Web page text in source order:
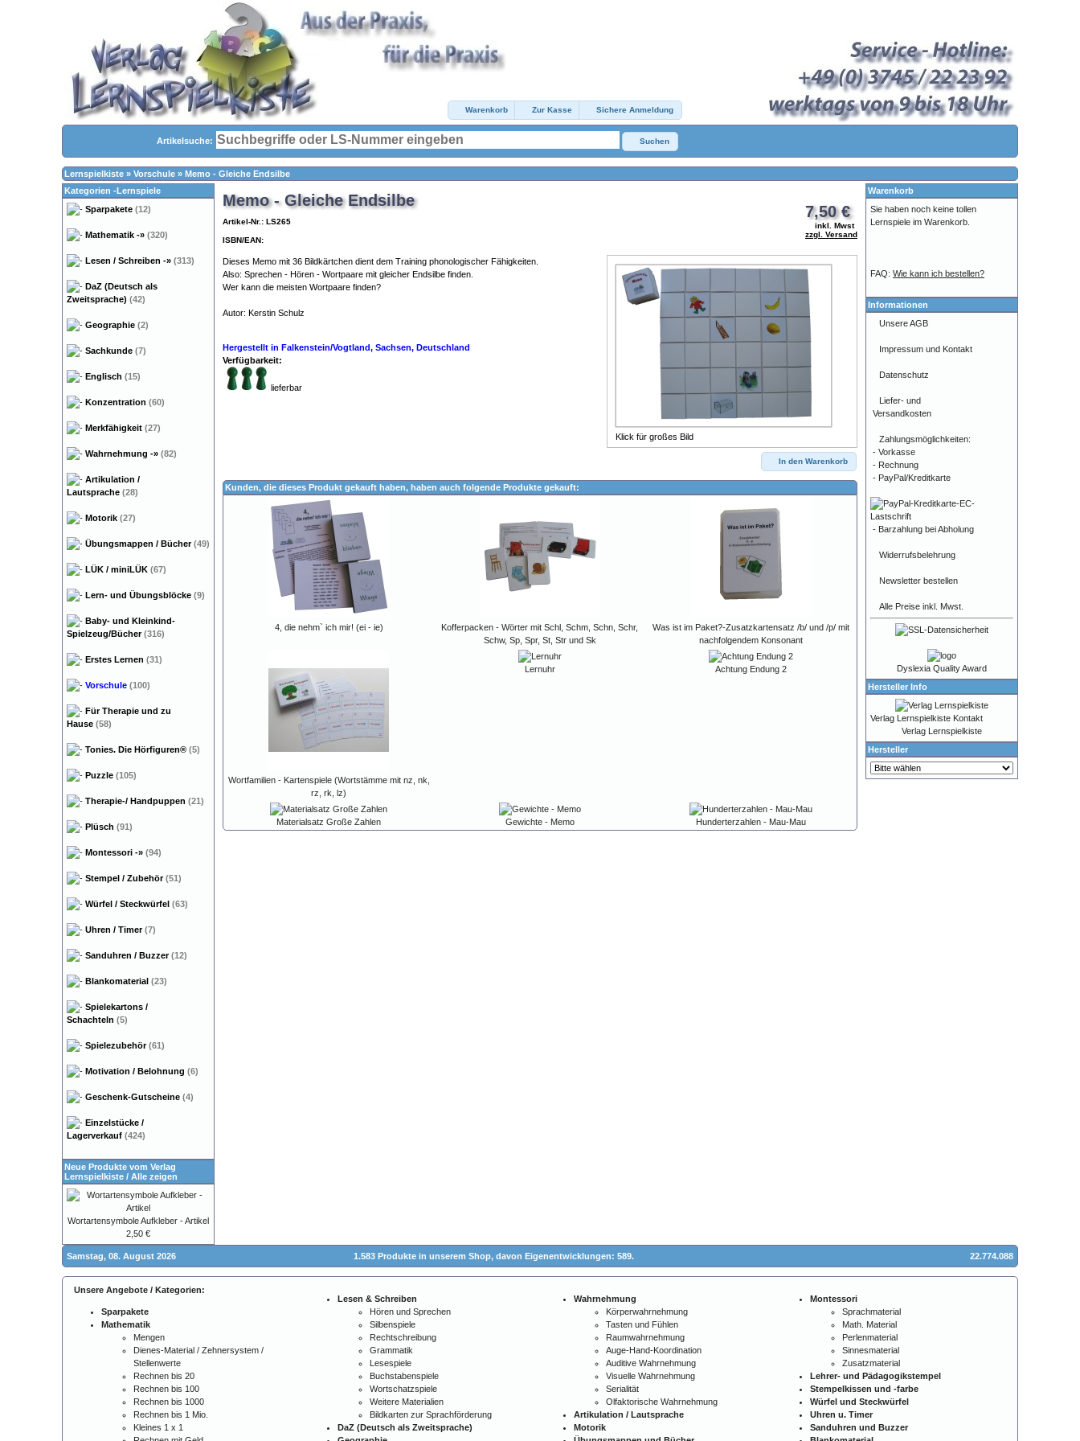
Warenkorb Zur Kasse Sichere Anmeldung
Artikelsuche: Suchen
Lernspielkiste » Vorschule » Memo - Gleiche Endsilbe
7,50 €
inkl. Mwst
zzgl. Versand
Memo - Gleiche Endsilbe
Artikel-Nr.: LS265
ISBN/EAN:
Klick für großes Bild
Dieses Memo mit 36 Bildkärtchen dient dem Training phonologischer Fähigkeiten.
Also: Sprechen - Hören - Wortpaare mit gleicher Endsilbe finden.
Wer kann die meisten Wortpaare finden?
Autor: Kerstin Schulz
Hergestellt in Falkenstein/Vogtland, Sachsen, Deutschland
Verfügbarkeit:
lieferbar
In den Warenkorb
Kunden, die dieses Produkt gekauft haben, haben auch folgende Produkte gekauft:
4, die nehm` ich mir! (ei - ie)
Kofferpacken - Wörter mit Schl, Schm, Schn, Schr,
Schw, Sp, Spr, St, Str und Sk
Was ist im Paket?-Zusatzkartensatz /b/ und /p/ mit
nachfolgendem Konsonant
Wortfamilien - Kartenspiele (Wortstämme mit nz, nk,
rz, rk, lz)
Lernuhr Achtung Endung 2
Materialsatz Große Zahlen Gewichte - Memo Hunderterzahlen - Mau-Mau
Kategorien -Lernspiele
Sparpakete (12)
Mathematik -» (320)
Lesen / Schreiben -» (313)
DaZ (Deutsch als
Zweitsprache) (42)
Geographie (2)
Sachkunde (7)
Englisch (15)
Konzentration (60)
Merkfähigkeit (27)
Wahrnehmung -» (82)
Artikulation /
Lautsprache (28)
Motorik (27)
Übungsmappen / Bücher(49)
LÜK / miniLÜK (67)
Lern- und Übungsblöcke (9)
Baby- und Kleinkind-
Spielzeug/Bücher(316)
Erstes Lernen (31)
Vorschule (100)
Für Therapie und zu
Hause (58)
Tonies. Die Hörfiguren® (5)
Puzzle (105)
Therapie-/ Handpuppen (21)
Plüsch (91)
Montessori -» (94)
Stempel / Zubehör(51)
Würfel / Steckwürfel (63)
Uhren / Timer(7)
Sanduhren / Buzzer(12)
Blankomaterial (23)
Spielekartons /
Schachteln (5)
Spielezubehör(61)
Motivation / Belohnung (6)
Geschenk-Gutscheine (4)
Einzelstücke /
Lagerverkauf (424)
Neue Produkte vom Verlag
Lernspielkiste / Alle zeigen
Wortartensymbole Aufkleber - Artikel
2,50 €
Warenkorb
Sie haben noch keine tollen
Lernspiele im Warenkorb.
FAQ: Wie kann ich bestellen?
Informationen
Unsere AGB
Impressum und Kontakt
Datenschutz
Liefer- und
Versandkosten
Zahlungsmöglichkeiten:
- Vorkasse
- Rechnung
- PayPal/Kreditkarte
- Barzahlung bei Abholung
Widerrufsbelehrung
Newsletter bestellen
Alle Preise inkl. Mwst.
Dyslexia Quality Award
Hersteller Info
Verlag Lernspielkiste Kontakt
Verlag Lernspielkiste
Hersteller
Samstag, 08. August 2026 1.583 Produkte in unserem Shop, davon Eigenentwicklungen: 589. 22.774.088
Unsere Angebote / Kategorien:
Sparpakete
Mathematik
Mengen
Dienes-Material / Zehnersystem /
Stellenwerte
Rechnen bis 20
Rechnen bis 100
Rechnen bis 1000
Rechnen bis 1 Mio.
Kleines 1 x 1
Lesen & Schreiben
Hören und Sprechen
Silbenspiele
Rechtschreibung
Grammatik
Lesespiele
Buchstabenspiele
Wortschatzspiele
Weitere Materialien
Bildkarten zur Sprachförderung
DaZ (Deutsch als Zweitsprache)
Wahrnehmung
Körperwahrnehmung
Tasten und Fühlen
Raumwahrnehmung
Auge-Hand-Koordination
Auditive Wahrnehmung
Visuelle Wahrnehmung
Serialität
Olfaktorische Wahrnehmung
Artikulation / Lautsprache
Motorik
Montessori
Sprachmaterial
Math. Material
Perlenmaterial
Sinnesmaterial
Zusatzmaterial
Lehrer- und Pädagogikstempel
Stempelkissen und -farbe
Würfel und Steckwürfel
Uhren u. Timer
Sanduhren und Buzzer